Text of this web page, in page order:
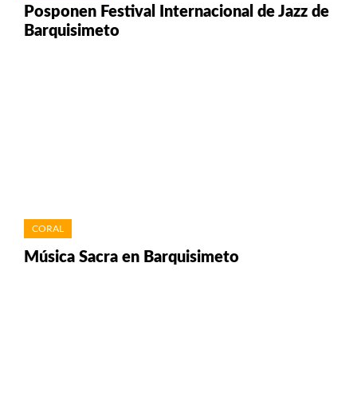
Posponen Festival Internacional de Jazz de
Barquisimeto
CORAL
Música Sacra en Barquisimeto